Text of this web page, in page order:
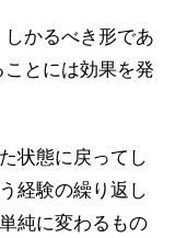
かるべき形であ
とには効果を発
状態に戻ってし
経験の繰り返し
純に変わるもの